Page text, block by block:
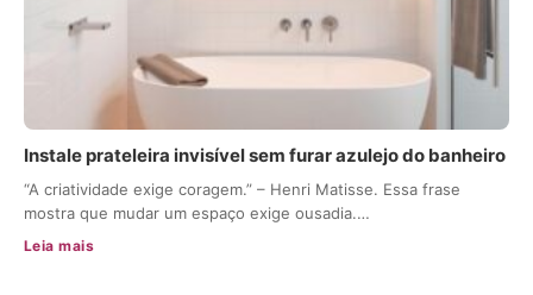
Instale prateleira invisível sem furar azulejo do banheiro
“A criatividade exige coragem.” – Henri Matisse. Essa frase
mostra que mudar um espaço exige ousadia.…
Leia mais